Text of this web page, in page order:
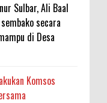
Sulbar, Ali Baal
secara
di Desa
Komsos